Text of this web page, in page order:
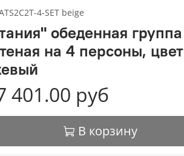
4-SET beige
обеденная группа
на 4 персоны, цвет
401.00 руб
В корзину